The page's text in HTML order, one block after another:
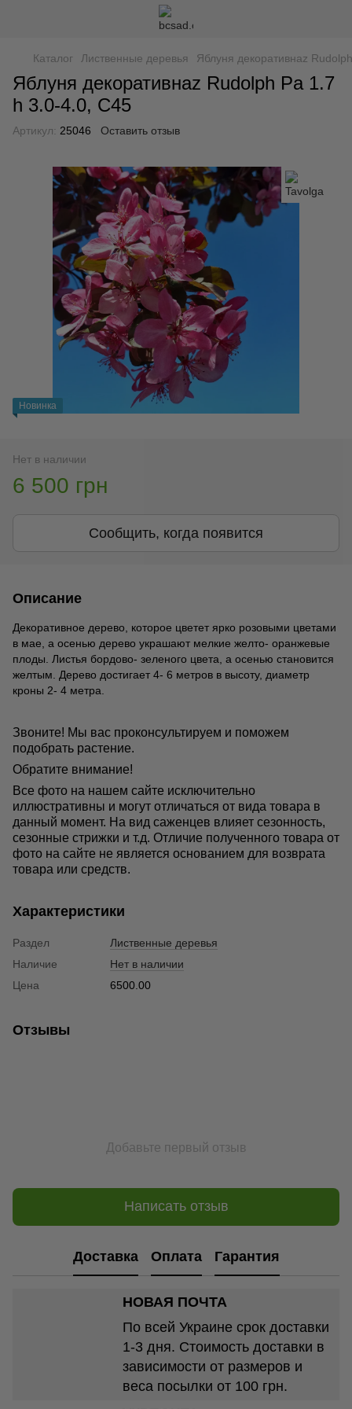
Каталог Лиственные деревья Яблуня декоративнаz
Яблуня декоративнаz Rudolph Pa 1.7
h 3.0-4.0, С45
Артикул: 25046 Оставить отзыв
Новинка
Нет в наличии
6 500 грн
Сообщить, когда появится
Описание
Декоративное дерево, которое цветет ярко розовыми цветами
в мае, а осенью дерево украшают мелкие желто- оранжевые
плоды. Листья бордово- зеленого цвета, а осенью становится
желтым. Дерево достигает 4- 6 метров в высоту, диаметр
кроны 2- 4 метра.
Звоните! Мы вас проконсультируем и поможем
подобрать растение.
Обратите внимание!
Все фото на нашем сайте исключительно
иллюстративны и могут отличаться от вида товара в
данный момент. На вид саженцев влияет сезонность,
сезонные стрижки и т.д. Отличие полученного товара от
фото на сайте не является основанием для возврата
товара или средств.
Характеристики
Раздел
Лиственные деревья
Наличие
Нет в наличии
Цена
6500.00
Отзывы
Добавьте первый отзыв
Написать отзыв
Доставка Оплата Гарантия
НОВАЯ ПОЧТА
По всей Украине срок доставки
1-3 дня. Стоимость доставки в
зависимости от размеров и
веса посылки от 100 грн.